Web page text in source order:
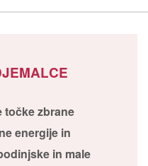
točke zbrane
energije in
in male